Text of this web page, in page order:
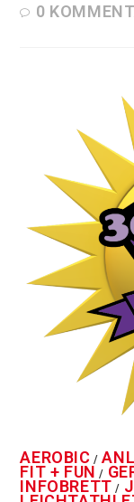
0
AEROBIC /
FIT + FUN /
INFOBRETT /